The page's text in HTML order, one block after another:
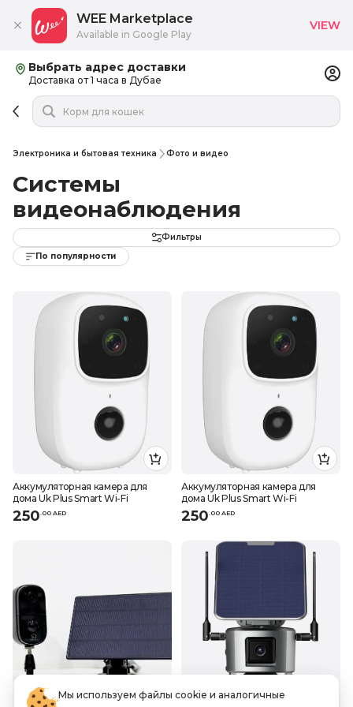
Выбрать адрес доставки
Доставка от 1 часа в Дубае
Электроника и бытовая техника Фото и видео
Системы
видеонаблюдения
Фильтры
По популярности
Аккумуляторная камера для
дома Uk Plus Smart Wi-Fi
250.00 AED
Аккумуляторная камера для
дома Uk Plus Smart Wi-Fi
250.00 AED
WEE Marketplace
Available in Google Play
VIEW
Мы используем файлы cookie и аналогичные